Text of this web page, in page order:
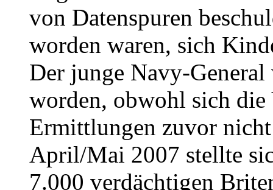
von Datenspuren
worden waren, sich
Der junge Navy-
worden, obwohl sich
Ermittlungen zuvor
April/Mai 2007 stellte
7.000 verdächtigen